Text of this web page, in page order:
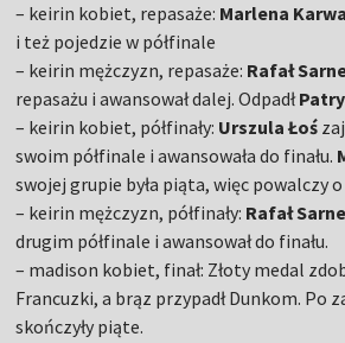
– keirin kobiet, repasaże: Marlena
i też pojedzie w półfinale
– keirin mężczyzn, repasaże: Rafał
repasażu i awansował dalej. Odpadł
– keirin kobiet, półfinały: Urszula Łoś
swoim półfinale i awansowała do finału.
swojej grupie była piąta, więc powalczy
– keirin mężczyzn, półfinały: Rafał
drugim półfinale i awansował do finału.
– madison kobiet, finał: Złoty medal
Francuzki, a brąz przypadł Dunkom. Po
skończyły piąte.